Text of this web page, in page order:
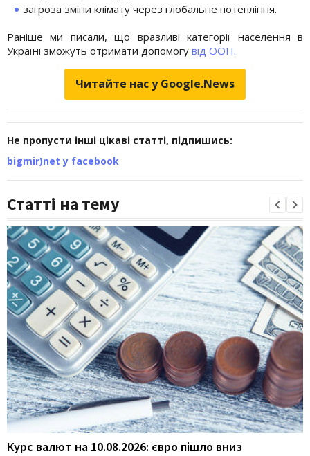
загроза зміни клімату через глобальне потепління.
Раніше ми писали, що вразливі категорії населення в
Україні зможуть отримати допомогу від ООН.
Читайте нас у Google.News
Не пропусти інші цікаві статті, підпишись:
bigmir)net у facebook
Статті на тему
Курс валют на 10.08.2026: євро пішло вниз